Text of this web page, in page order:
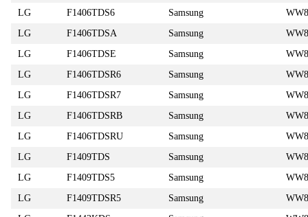
LG
F1406TDS6 Samsung
LG
F1406TDSA Samsung
LG
F1406TDSE Samsung
LG
F1406TDSR6 Samsung
LG
F1406TDSR7 Samsung
LG
F1406TDSRB Samsung
LG
F1406TDSRU Samsung
LG
F1409TDS Samsung
LG
F1409TDS5 Samsung
LG
F1409TDSR5 Samsung